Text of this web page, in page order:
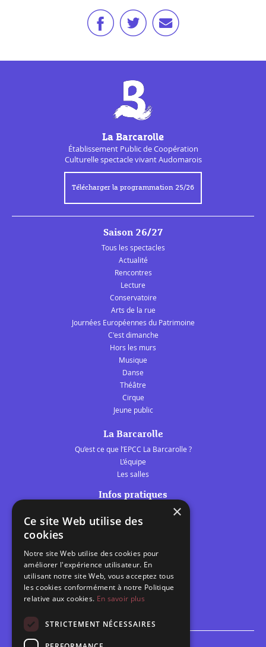
La Barcarolle
Établissement Public deCoopération
Culturellespectacle vivant Audomarois
Télécharger la programmation 25/26
Saison 26/27
Tous les spectacles
Actualité
Rencontres
Lecture
Conservatoire
Arts de la rue
Journées Européennes du Patrimoine
C'est dimanche
Hors les murs
Musique
Danse
Théâtre
Cirque
Jeune public
La Barcarolle
Qu’est ce que l’EPCC La Barcarolle ?
L’équipe
Les salles
Infos pratiques
Les belles scènes audomaroises
Calendrier
Programme des spectacles
Brèves
×
Ce site Web utilise des
cookies
Notre site Web utilise des cookies pour
améliorer l'expérience utilisateur. En
utilisant notre site Web, vous acceptez tous
les cookies conformément à notre Politique
relative aux cookies. En savoir plus
STRICTEMENT NÉCESSAIRES